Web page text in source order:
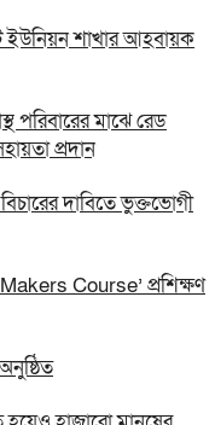
ইউনিয়ন শাখার আহবায়ক
পরিবারের মাঝে রেড
প্রদান
দাবিতে ভুক্তভোগী
Course’ প্রশিক্ষণ